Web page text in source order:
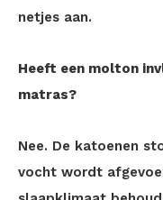
netjes aan.
Heeft een molton
matras?
Nee. De katoenen
vocht wordt